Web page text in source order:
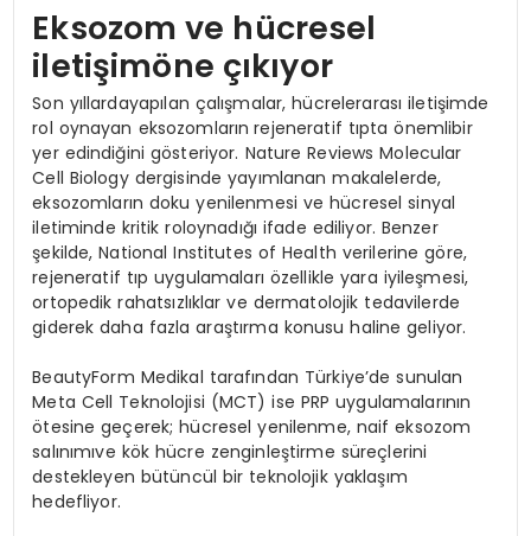
Eksozom ve hücresel
iletişimöne çıkıyor
Son yıllardayapılan çalışmalar, hücrelerarası iletişimde
rol oynayan eksozomların rejeneratif tıpta önemlibir
yer edindiğini gösteriyor. Nature Reviews Molecular
Cell Biology dergisinde yayımlanan makalelerde,
eksozomların doku yenilenmesi ve hücresel sinyal
iletiminde kritik roloynadığı ifade ediliyor. Benzer
şekilde, National Institutes of Health verilerine göre,
rejeneratif tıp uygulamaları özellikle yara iyileşmesi,
ortopedik rahatsızlıklar ve dermatolojik tedavilerde
giderek daha fazla araştırma konusu haline geliyor.
BeautyForm Medikal tarafından Türkiye’de sunulan
Meta Cell Teknolojisi (MCT) ise PRP uygulamalarının
ötesine geçerek; hücresel yenilenme, naif eksozom
salınımıve kök hücre zenginleştirme süreçlerini
destekleyen bütüncül bir teknolojik yaklaşım
hedefliyor.